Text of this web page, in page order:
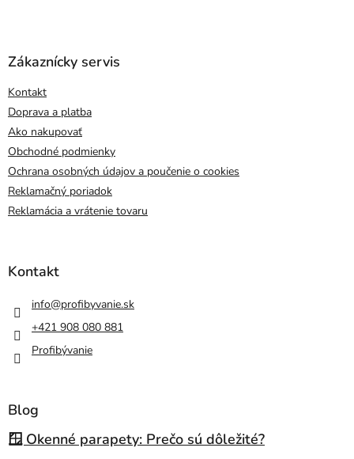
Zákaznícky servis
Kontakt
Doprava a platba
Ako nakupovať
Obchodné podmienky
Ochrana osobných údajov a poučenie o cookies
Reklamačný poriadok
Reklamácia a vrátenie tovaru
Kontakt
info@profibyvanie.sk
+421 908 080 881
Profibývanie
Blog
🪟 Okenné parapety: Prečo sú dôležité?